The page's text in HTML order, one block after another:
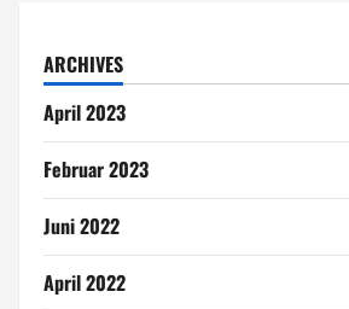
ARCHIVES
April 2023
Februar 2023
Juni 2022
April 2022